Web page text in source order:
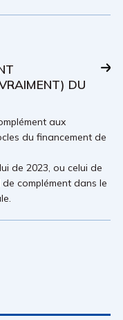
DU
aux
du financement de
de 2023, ou celui de
complément dans le